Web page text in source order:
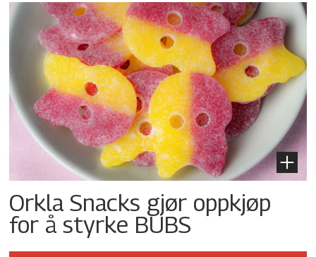
Orkla Snacks gjør oppkjøp
for å styrke BUBS